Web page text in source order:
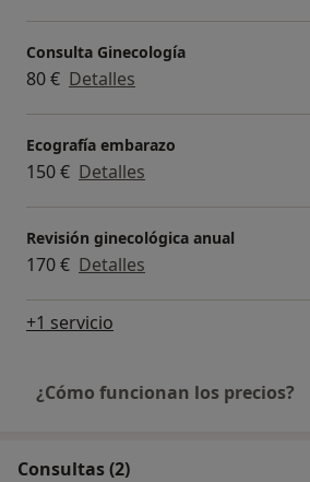
Consulta Ginecología
80 € Detalles
Ecografía embarazo
150 € Detalles
Revisión ginecológica anual
170 € Detalles
+1 servicio
¿Cómo funcionan los precios?
Consultas (2)